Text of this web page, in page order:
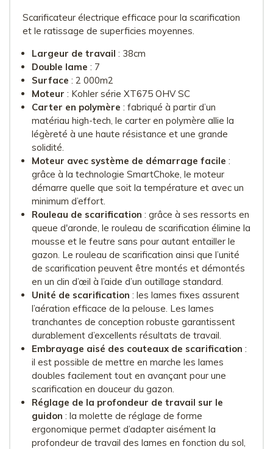
Scarificateur électrique efficace pour la scarification
et le ratissage de superficies moyennes.
Largeur de travail : 38cm
Double lame : 7
Surface : 2 000m2
Moteur : Kohler série XT675 OHV SC
Carter en polymère : fabriqué à partir d’un
matériau high-tech, le carter en polymère allie la
légèreté à une haute résistance et une grande
solidité.
Moteur avec système de démarrage facile :
grâce à la technologie SmartChoke, le moteur
démarre quelle que soit la température et avec un
minimum d’effort.
Rouleau de scarification : grâce à ses ressorts en
queue d'aronde, le rouleau de scarification élimine la
mousse et le feutre sans pour autant entailler le
gazon. Le rouleau de scarification ainsi que l’unité
de scarification peuvent être montés et démontés
en un clin d’œil à l’aide d’un outillage standard.
Unité de scarification : les lames fixes assurent
l’aération efficace de la pelouse. Les lames
tranchantes de conception robuste garantissent
durablement d’excellents résultats de travail.
Embrayage aisé des couteaux de scarification :
il est possible de mettre en marche les lames
doubles facilement tout en avançant pour une
scarification en douceur du gazon.
Réglage de la profondeur de travail sur le
guidon : la molette de réglage de forme
ergonomique permet d’adapter aisément la
profondeur de travail des lames en fonction du sol,